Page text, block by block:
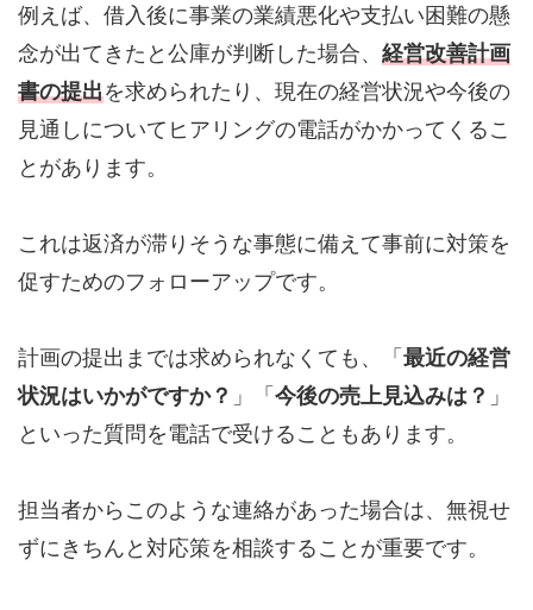
例えば、借入後に事業の業績悪化や支払い困難の懸
念が出てきたと公庫が判断した場合、 経営改善計画
書の提出を求められたり、現在の経営状況や今後の
見通しについてヒアリングの電話がかかってくるこ
とがあります。
これは返済が滞りそうな事態に備えて事前に対策を
促すためのフォローアップです。
計画の提出までは求められなくても、「 最近の経営
状況はいかがですか？ 」「 今後の売上見込みは？ 」
といった質問を電話で受けることもあります。
担当者からこのような連絡があった場合は、無視せ
ずにきちんと対応策を相談することが重要です。